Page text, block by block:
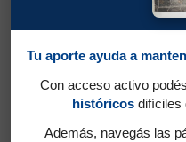
Tu aporte ayuda a
Con acceso activo
históricos difíciles
Además, navegás las